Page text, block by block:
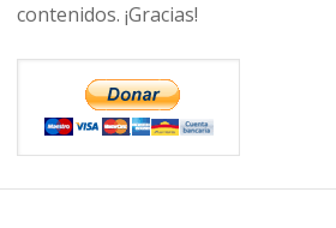
contenidos. ¡Gracias!